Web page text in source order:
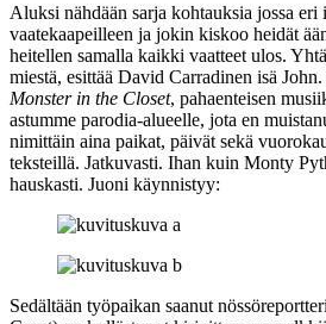
Aluksi nähdään sarja kohtauksia jossa eri
vaatekaapeilleen ja jokin kiskoo heidät
heitellen samalla kaikki vaatteet ulos.
miestä, esittää David Carradinen isä John
Monster in the Closet, pahaenteisen
astumme parodia-alueelle, jota en
nimittäin aina paikat, päivät sekä
teksteillä. Jatkuvasti. Ihan kuin Monty
hauskasti. Juoni käynnistyy:
Sedältään työpaikan saanut